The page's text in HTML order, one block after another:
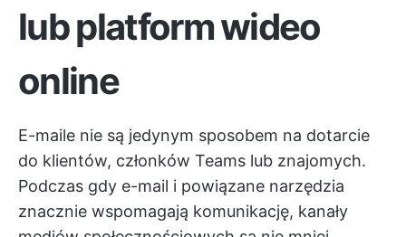
lub platform wideo
online
E-maile nie są jedynym sposobem na dotarcie
do klientów, członków Teams lub znajomych.
Podczas gdy e-mail i powiązane narzędzia
znacznie wspomagają komunikację, kanały